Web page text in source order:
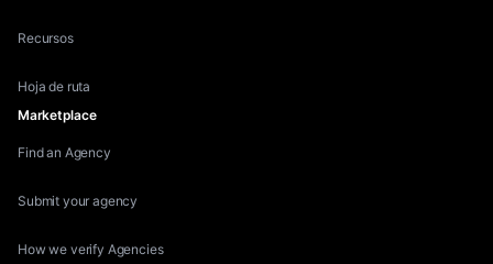
Broker Infloscount
Recursos
Hoja de ruta
Marketplace
Find an Agency
Submit your agency
How we verify Agencies